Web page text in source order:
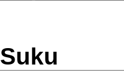
Suku